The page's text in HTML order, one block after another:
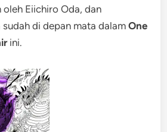
Eiichiro Oda, dan
sudah di depan mata dalamOne
ini.